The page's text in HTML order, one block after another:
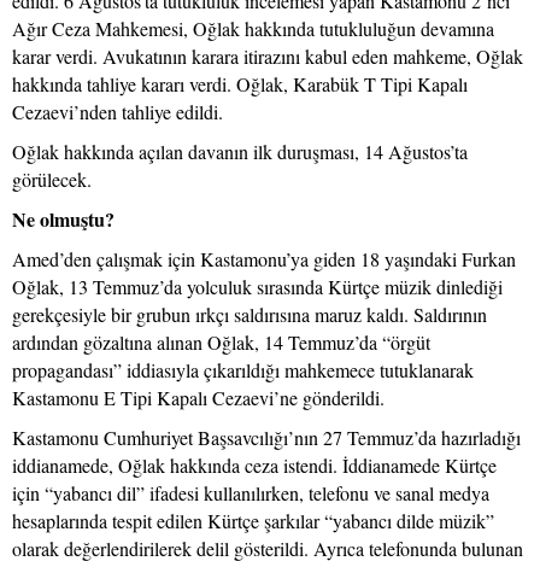
Ağır Ceza Mahkemesi, Oğlak hakkında tutukluluğun devamına
karar verdi. Avukatının karara itirazını kabul eden mahkeme, Oğlak
hakkında tahliye kararı verdi. Oğlak, Karabük T Tipi Kapalı
Cezaevi’nden tahliye edildi.
Oğlak hakkında açılan davanın ilk duruşması, 14 Ağustos’ta
görülecek.
Ne olmuştu?
Amed’den çalışmak için Kastamonu’ya giden 18 yaşındaki Furkan
Oğlak, 13 Temmuz’da yolculuk sırasında Kürtçe müzik dinlediği
gerekçesiyle bir grubun ırkçı saldırısına maruz kaldı. Saldırının
ardından gözaltına alınan Oğlak, 14 Temmuz’da “örgüt
propagandası” iddiasıyla çıkarıldığı mahkemece tutuklanarak
Kastamonu E Tipi Kapalı Cezaevi’ne gönderildi.
Kastamonu Cumhuriyet Başsavcılığı’nın 27 Temmuz’da hazırladığı
iddianamede, Oğlak hakkında ceza istendi. İddianamede Kürtçe
için “yabancı dil” ifadesi kullanılırken, telefonu ve sanal medya
hesaplarında tespit edilen Kürtçe şarkılar “yabancı dilde müzik”
olarak değerlendirilerek delil gösterildi. Ayrıca telefonunda bulunan